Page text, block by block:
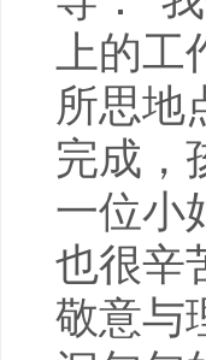
上的工
所思地
完成，
一位小
也很辛
敬意与